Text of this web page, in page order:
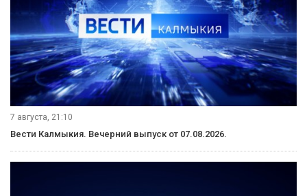
7 августа, 21:10
Вести Калмыкия. Вечерний выпуск от 07.08.2026.